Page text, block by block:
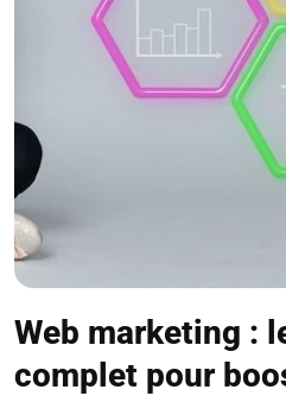
Web marketing :
complet pour